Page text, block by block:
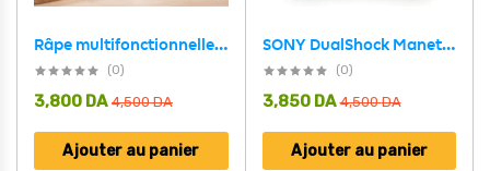
Râpe multifonctionnelle Delaval en acier inoxydable avec panier d’égouttage 3EN1 – مفرمة وقطاعة خضر متعددة الإستعمالات
(0)
4,500DA
3,800 DA
Ajouter au panier
SONY DualShock Manette PS4 Sans Fil, Batterie Rechargeable (High Copy) – Edition Argentina
(0)
4,500DA
3,850 DA
Ajouter au panier